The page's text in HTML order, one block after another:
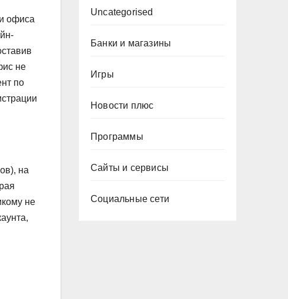
офиса
не
по
на
не
Uncategorised
Банки и магазины
Игры
Новости плюс
Программы
Сайты и сервисы
Социальные сети